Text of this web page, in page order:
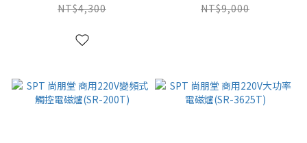
NT$4,300
NT$9,000